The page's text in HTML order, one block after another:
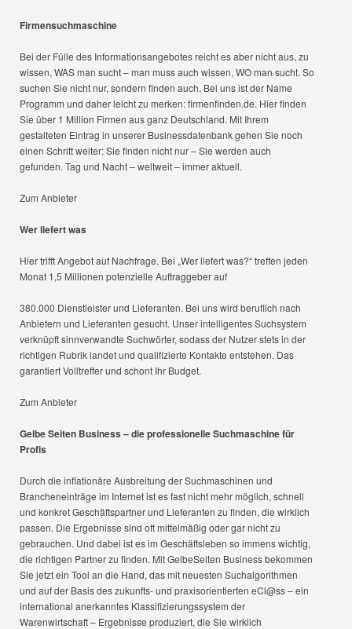
Firmensuchmaschine
Bei der Fülle des Informationsangebotes reicht es aber nicht aus, zu
wissen, WAS man sucht – man muss auch wissen, WO man sucht. So
suchen Sie nicht nur, sondern finden auch. Bei uns ist der Name
Programm und daher leicht zu merken: firmenfinden.de. Hier finden
Sie über 1 Million Firmen aus ganz Deutschland. Mit Ihrem
gestalteten Eintrag in unserer Businessdatenbank gehen Sie noch
einen Schritt weiter: Sie finden nicht nur – Sie werden auch
gefunden. Tag und Nacht – weltweit – immer aktuell.
Zum Anbieter
Wer liefert was
Hier trifft Angebot auf Nachfrage. Bei „Wer liefert was?“ treffen jeden
Monat 1,5 Millionen potenzielle Auftraggeber auf
380.000 Dienstleister und Lieferanten. Bei uns wird beruflich nach
Anbietern und Lieferanten gesucht. Unser intelligentes Suchsystem
verknüpft sinnverwandte Suchwörter, sodass der Nutzer stets in der
richtigen Rubrik landet und qualifizierte Kontakte entstehen. Das
garantiert Volltreffer und schont Ihr Budget.
Zum Anbieter
Gelbe Seiten Business – die professionelle Suchmaschine für
Profis
Durch die inflationäre Ausbreitung der Suchmaschinen und
Brancheneinträge im Internet ist es fast nicht mehr möglich, schnell
und konkret Geschäftspartner und Lieferanten zu finden, die wirklich
passen. Die Ergebnisse sind oft mittelmäßig oder gar nicht zu
gebrauchen. Und dabei ist es im Geschäftsleben so immens wichtig,
die richtigen Partner zu finden. Mit GelbeSeiten Business bekommen
Sie jetzt ein Tool an die Hand, das mit neuesten Suchalgorithmen
und auf der Basis des zukunfts- und praxisorientierten eCl@ss – ein
international anerkanntes Klassifizierungssystem der
Warenwirtschaft – Ergebnisse produziert, die Sie wirklich